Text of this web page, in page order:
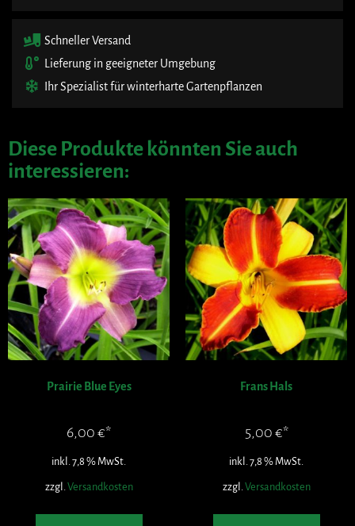
Schneller Versand
Lieferung in geeigneter Umgebung
Ihr Spezialist für winterharte Gartenpflanzen
Diese Produkte könnten Sie auch
interessieren:
Prairie Blue Eyes
6,00 €
inkl. 7,8 % MwSt.
zzgl.Versandkosten
Frans Hals
5,00 €
inkl. 7,8 % MwSt.
zzgl.Versandkosten